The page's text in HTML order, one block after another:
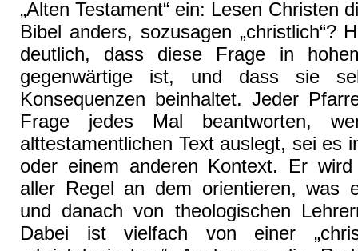
„Alten Testament“ ein: Lesen Christen
Bibel anders, sozusagen „christlich“?
deutlich, dass diese Frage in
gegenwärtige ist, und dass sie
Konsequenzen beinhaltet. Jeder
Frage jedes Mal beantworten,
alttestamentlichen Text auslegt, sei es
oder einem anderen Kontext. Er
aller Regel an dem orientieren, was
und danach von theologischen
Dabei ist vielfach von einer